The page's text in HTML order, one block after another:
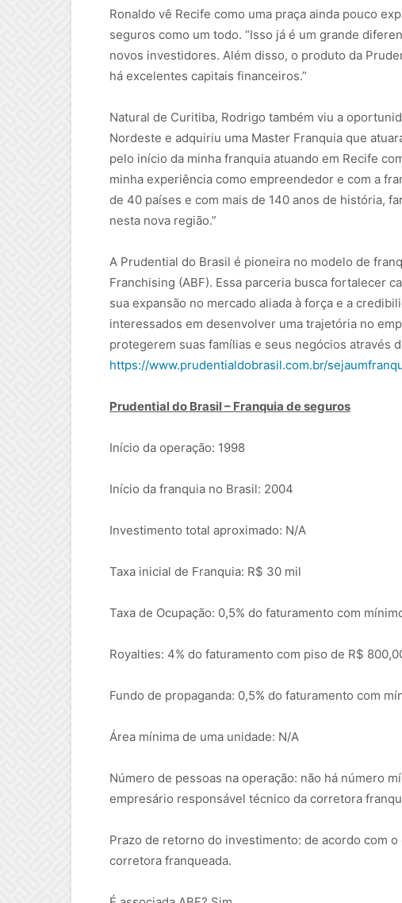
Ronaldo vê Recife como uma praça ainda pouco
seguros como um todo. “Isso já é um grande
novos investidores. Além disso, o produto da
há excelentes capitais financeiros.”
Natural de Curitiba, Rodrigo também viu a
Nordeste e adquiriu uma Master Franquia que
pelo início da minha franquia atuando em Recife
minha experiência como empreendedor e com a
de 40 países e com mais de 140 anos de história,
nesta nova região.”
A Prudential do Brasil é pioneira no modelo de
Franchising (ABF). Essa parceria busca fortalecer
sua expansão no mercado aliada à força e a
interessados em desenvolver uma trajetória no
protegerem suas famílias e seus negócios através
https://www.prudentialdobrasil.com.br/
Prudential do Brasil – Franquia de seguros
Início da operação: 1998
Início da franquia no Brasil: 2004
Investimento total aproximado: N/A
Taxa inicial de Franquia: R$ 30 mil
Taxa de Ocupação: 0,5% do faturamento com
Royalties: 4% do faturamento com piso de R$
Fundo de propaganda: 0,5% do faturamento com
Área mínima de uma unidade: N/A
Número de pessoas na operação: não há número
empresário responsável técnico da corretora
Prazo de retorno do investimento: de acordo com
corretora franqueada.